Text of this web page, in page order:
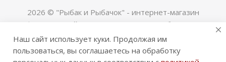
2026 © "Рыбак и Рыбачок" - интернет-магазин
Информация сайта защищена законом об авторских
правах. Индивидуальный предприниматель Рогов
Сергей Юрьевич. ИНН 390600967290. ОГРНИП
Наш сайт использует куки. Продолжая им
пользоваться, вы соглашаетесь на обработку